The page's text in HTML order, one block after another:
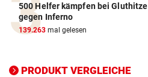
500 Helfer kämpfen bei Gluthitze
gegen Inferno
139.263 mal gelesen
PRODUKT VERGLEICHE
Elektro-Scooter Vergleich
ZUM VERGLEICH
ZUM VERGLEICH